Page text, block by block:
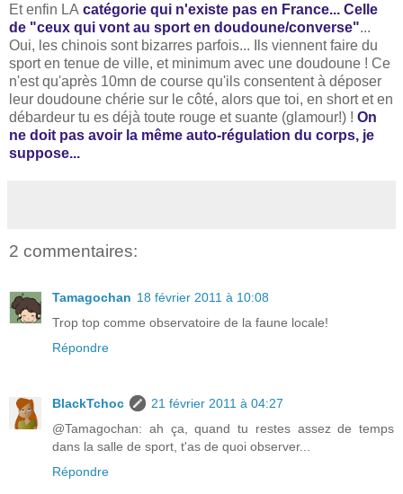
Et enfin LA catégorie qui n'existe pas en France... Celle
de "ceux qui vont au sport en doudoune/converse"...
Oui, les chinois sont bizarres parfois... Ils viennent faire du
sport en tenue de ville, et minimum avec une doudoune ! Ce
n'est qu'après 10mn de course qu'ils consentent à déposer
leur doudoune chérie sur le côté, alors que toi, en short et en
débardeur tu es déjà toute rouge et suante (glamour!) ! On
ne doit pas avoir la même auto-régulation du corps, je
suppose...
2 commentaires:
Tamagochan 18 février 2011 à 10:08
Trop top comme observatoire de la faune locale!
Répondre
BlackTchoc
21 février 2011 à 04:27
@Tamagochan: ah ça, quand tu restes assez de temps
dans la salle de sport, t'as de quoi observer...
Répondre